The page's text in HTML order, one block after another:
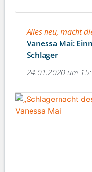
Alles neu, macht
Vanessa Mai:
Schlager
24.01.2020 um